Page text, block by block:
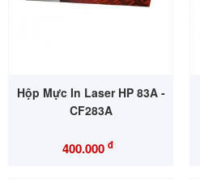
Hộp Mực In Laser HP 83A -
CF283A
400.000 đ